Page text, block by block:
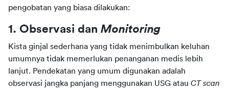
pengobatan yang biasa dilakukan:
1. Observasi dan Monitoring
Kista ginjal sederhana yang tidak menimbulkan keluhan
umumnya tidak memerlukan penanganan medis lebih
lanjut. Pendekatan yang umum digunakan adalah
observasi jangka panjang menggunakan USG atau CT scan